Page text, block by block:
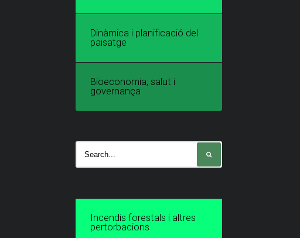
Dinàmica i planificació del
paisatge
Bioeconomia, salut i
governança
Incendis forestals i altres
pertorbacions